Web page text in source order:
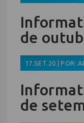
de
17.SET.20 | POR:
de